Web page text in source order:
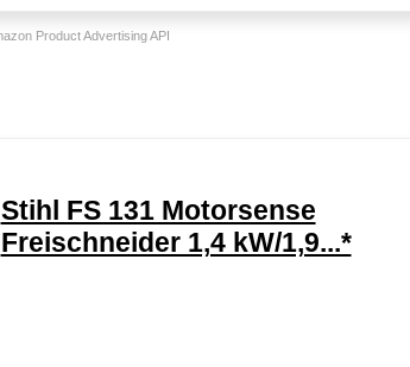
Product Advertising API
Stihl FS 131 Motorsense
Freischneider 1,4 kW/1,9...*